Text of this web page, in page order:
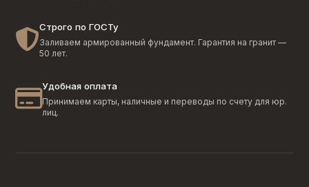
Строго по ГОСТу
Заливаем армированный фундамент. Гарантия на гранит —
50 лет.
Удобная оплата
Принимаем карты, наличные и переводы по счету для юр.
лиц.